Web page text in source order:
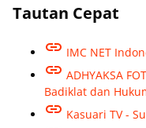
Tautan Cepat
IMC NET
ADHYAKSA
Badiklat dan
Kasuari TV -